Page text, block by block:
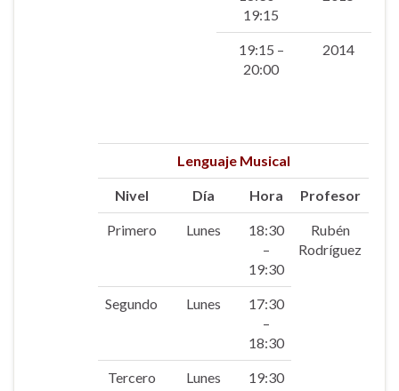
19:15
19:15 –
20:00
2014
Lenguaje Musical
Nivel Día Hora Profesor
Primero Lunes
18:30
–
19:30
Rubén
Rodríguez
Segundo Lunes
17:30
–
18:30
Tercero Lunes
19:30